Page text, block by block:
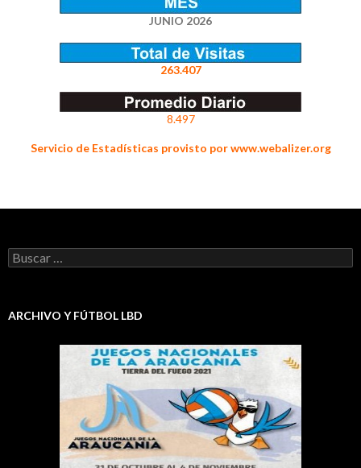
JUNIO 2026
263.407
8.497
Servicio de Estadísticas provisto por www.webalizer.org
Buscar:
ARCHIVO Y FÚTBOL LBD